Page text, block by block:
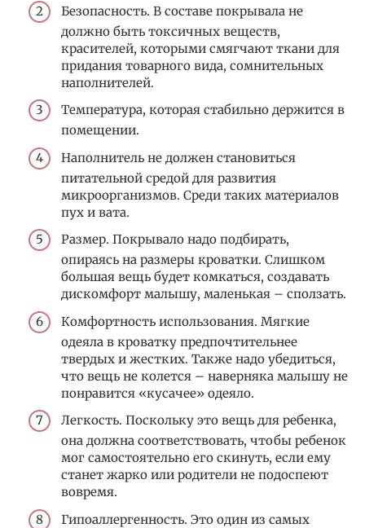
Безопасность. В составе покрывала не
должно быть токсичных веществ,
красителей, которыми смягчают ткани для
придания товарного вида, сомнительных
наполнителей.
Температура, которая стабильно держится в
помещении.
Наполнитель не должен становиться
питательной средой для развития
микроорганизмов. Среди таких материалов
пух и вата.
Размер. Покрывало надо подбирать,
опираясь на размеры кроватки. Слишком
большая вещь будет комкаться, создавать
дискомфорт малышу, маленькая – сползать.
Комфортность использования. Мягкие
одеяла в кроватку предпочтительнее
твердых и жестких. Также надо убедиться,
что вещь не колется – наверняка малышу не
понравится «кусачее» одеяло.
Легкость. Поскольку это вещь для ребенка,
она должна соответствовать, чтобы ребенок
мог самостоятельно его скинуть, если ему
станет жарко или родители не подоспеют
вовремя.
Гипоаллергенность. Это один из самых